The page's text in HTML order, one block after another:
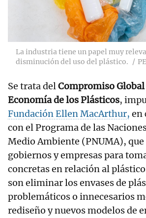
La industria tiene un papel muy
disminución del uso del plástico.
Se trata delCompromiso
Economía de los Plásticos,
Fundación Ellen MacArthur, en
con el Programa de las
Medio Ambiente (PNUMA), que
gobiernos y empresas para
concretas en relación al
son eliminar los envases de
problemáticos o innecesarios
rediseño y nuevos modelos de